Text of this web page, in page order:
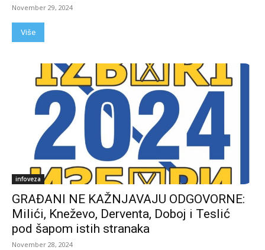
November 29, 2024
Više
infoveza
GRAĐANI NE KAŽNJAVAJU ODGOVORNE:
Milići, Kneževo, Derventa, Doboj i Teslić
pod šapom istih stranaka
November 28, 2024